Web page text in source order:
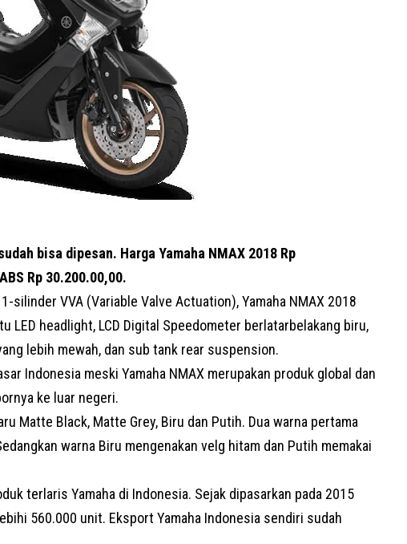
bisa dipesan. Harga Yamaha NMAX 2018 Rp
Rp 30.200.00,00.
silinder VVA (Variable Valve Actuation), Yamaha NMAX 2018
LED headlight, LCD Digital Speedometer berlatarbelakang biru,
lebih mewah, dan sub tank rear suspension.
Indonesia meski Yamaha NMAX merupakan produk global dan
ke luar negeri.
Matte Black, Matte Grey, Biru dan Putih. Dua warna pertama
warna Biru mengenakan velg hitam dan Putih memakai
terlaris Yamaha di Indonesia. Sejak dipasarkan pada 2015
560.000 unit. Eksport Yamaha Indonesia sendiri sudah